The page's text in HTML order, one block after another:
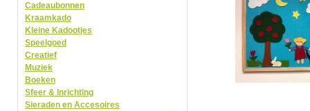
Cadeaubonnen
Kraamkado
Kleine Kadootjes
Speelgoed
Creatief
Muziek
Boeken
Sfeer & Inrichting
Sieraden en Accesoires